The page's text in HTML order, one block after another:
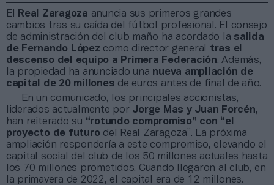
El Real Zaragoza anuncia sus primeros grandes
cambios tras su caída del fútbol profesional. El consejo
de administración del club maño ha acordado la salida
de Fernando López como director general tras el
descenso del equipo a Primera Federación. Además,
la propiedad ha anunciado una nueva ampliación de
capital de 20 millones de euros antes de final de año.
En un comunicado, los principales accionistas,
liderados actualmente por Jorge Mas y Juan Forcén,
han reiterado su “rotundo compromiso” con “el
proyecto de futuro del Real Zaragoza”. La próxima
ampliación respondería a este compromiso, elevando el
capital social del club de los 50 millones actuales hasta
los 70 millones prometidos. Cuando llegaron al club, en
la primavera de 2022, el capital era de 12 millones.